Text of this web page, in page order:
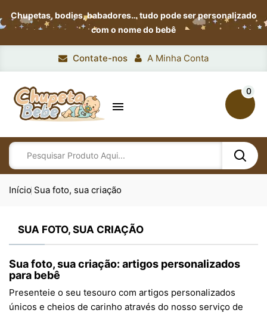
Chupetas, bodies, babadores…tudo pode ser personalizado
com o nome do bebê
Contate-nos A Minha Conta

0
Início Sua foto, sua criação
SUA FOTO, SUA CRIAÇÃO
Sua foto, sua criação: artigos personalizados
para bebê
Presenteie o seu tesouro com artigos personalizados
únicos e cheios de carinho através do nosso serviço de